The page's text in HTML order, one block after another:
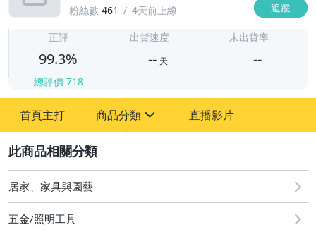
粉絲數 461 4天前上線 追蹤
正評
99.3%
總評價 718
出貨速度
-- 天
未出貨率
--
首頁主打 商品分類
寵物用品與水族
圖書/影音/文具
直播影片
居家、家具與園藝
五金/照明工具